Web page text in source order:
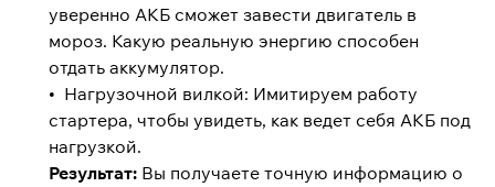
уверенно АКБ сможет завести двигатель в
мороз. Какую реальную энергию способен
отдать аккумулятор.
• Нагрузочной вилкой: Имитируем работу
стартера, чтобы увидеть, как ведет себя АКБ под
нагрузкой.
Результат: Вы получаете точную информацию о